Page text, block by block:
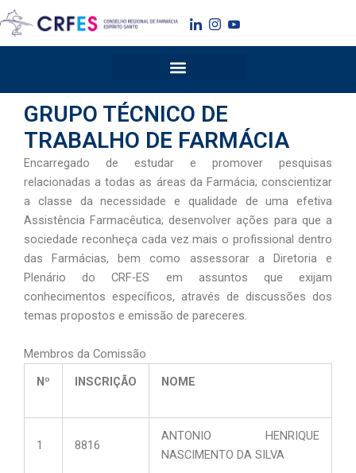
para
o
GRUPO TÉCNICO DE
TRABALHO DE FARMÁCIA
Encarregado de estudar e promover pesquisas
relacionadas a todas as áreas da Farmácia; conscientizar
a classe da necessidade e qualidade de uma efetiva
Assistência Farmacêutica; desenvolver ações para que a
sociedade reconheça cada vez mais o profissional dentro
das Farmácias, bem como assessorar a Diretoria e
Plenário do CRF-ES em assuntos que exijam
conhecimentos específicos, através de discussões dos
temas propostos e emissão de pareceres.
Membros da Comissão
Nº
INSCRIÇÃO NOME
1 8816
ANTONIO HENRIQUE
NASCIMENTO DA SILVA